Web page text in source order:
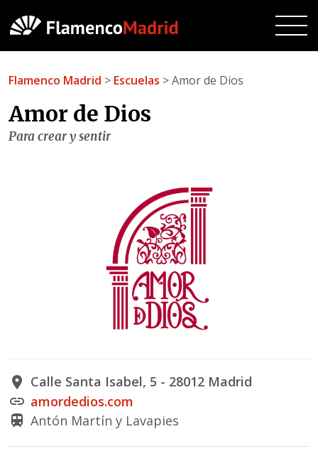
Flamenco Madrid > Escuelas > Amor de Dios
Amor de Dios
Para crear y sentir
place Calle Santa Isabel, 5 - 28012 Madrid
link amordedios.com
train Antón Martín y Lavapies